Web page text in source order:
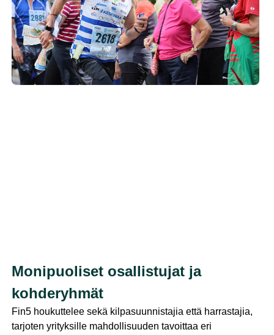
Monipuoliset osallistujat ja
kohderyhmät
Fin5 houkuttelee sekä kilpasuunnistajia että harrastajia,
tarjoten yrityksille mahdollisuuden tavoittaa eri